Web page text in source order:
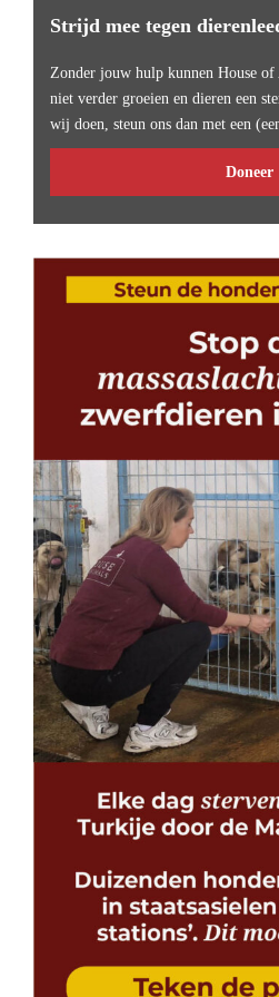
Strijd mee tegen
Zonder jouw hulp kunnen House
niet verder groeien en dieren een
wij doen, steun ons dan met een
Doneer